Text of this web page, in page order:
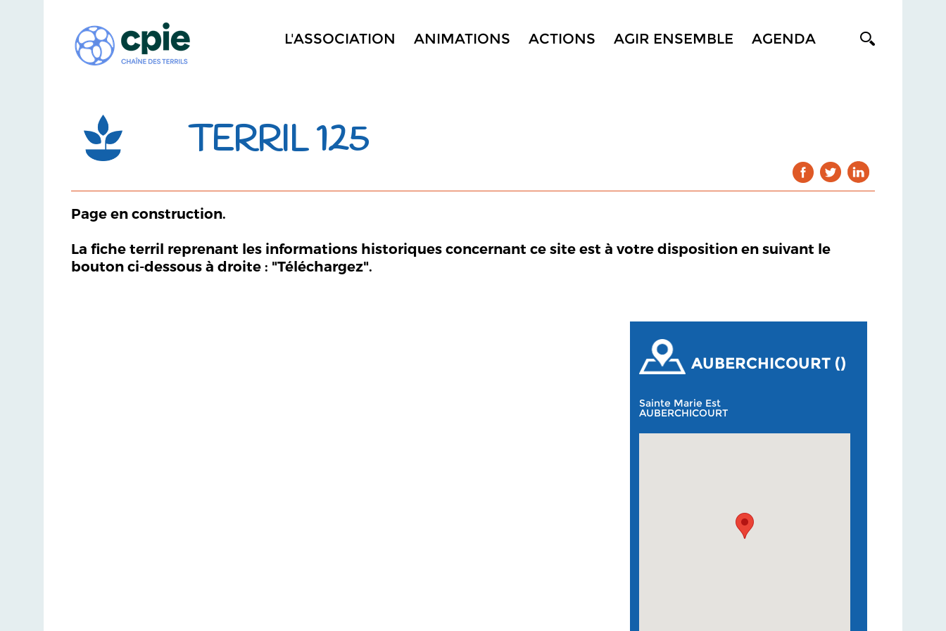
L'ASSOCIATION ANIMATIONS ACTIONS AGIR ENSEMBLE AGENDA
TERRIL 125
Page en construction.
La fiche terril reprenant les informations historiques concernant ce site est à votre disposition en suivant le
bouton ci-dessous à droite : "Téléchargez".
AUBERCHICOURT ()
Sainte Marie Est
AUBERCHICOURT